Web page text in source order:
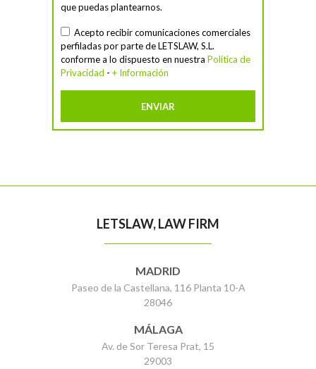
que puedas plantearnos.
Acepto recibir comunicaciones comerciales
perfiladas por parte de LETSLAW, S.L.
conforme a lo dispuesto en nuestra Política de
Privacidad - + Información
LETSLAW, LAW FIRM
MADRID
Paseo de la Castellana, 116 Planta 10-A
28046
MÁLAGA
Av. de Sor Teresa Prat, 15
29003